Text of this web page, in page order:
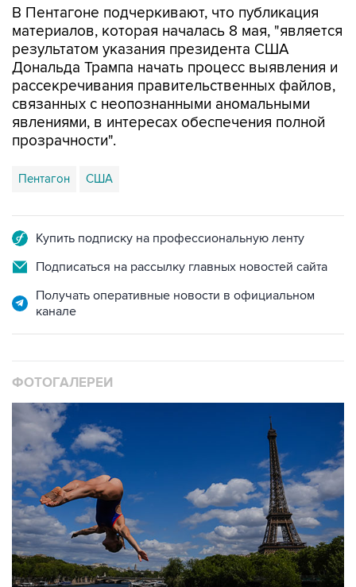
В Пентагоне подчеркивают, что публикация
материалов, которая началась 8 мая, "является
результатом указания президента США
Дональда Трампа начать процесс выявления и
рассекречивания правительственных файлов,
связанных с неопознанными аномальными
явлениями, в интересах обеспечения полной
прозрачности".
Пентагон США
Купить подписку на профессиональную ленту
Подписаться на рассылку главных новостей сайта
Получать оперативные новости в официальном
канале
ФОТОГАЛЕРЕИ